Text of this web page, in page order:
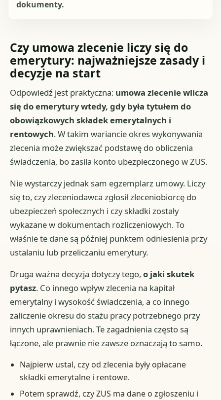
dokumenty.
Czy umowa zlecenie liczy się do
emerytury: najważniejsze zasady i
decyzje na start
Odpowiedź jest praktyczna: umowa zlecenie wlicza
się do emerytury wtedy, gdy była tytułem do
obowiązkowych składek emerytalnych i
rentowych. W takim wariancie okres wykonywania
zlecenia może zwiększać podstawę do obliczenia
świadczenia, bo zasila konto ubezpieczonego w ZUS.
Nie wystarczy jednak sam egzemplarz umowy. Liczy
się to, czy zleceniodawca zgłosił zleceniobiorcę do
ubezpieczeń społecznych i czy składki zostały
wykazane w dokumentach rozliczeniowych. To
właśnie te dane są później punktem odniesienia przy
ustalaniu lub przeliczaniu emerytury.
Druga ważna decyzja dotyczy tego,o jaki skutek
pytasz. Co innego wpływ zlecenia na kapitał
emerytalny i wysokość świadczenia, a co innego
zaliczenie okresu do stażu pracy potrzebnego przy
innych uprawnieniach. Te zagadnienia często są
łączone, ale prawnie nie zawsze oznaczają to samo.
Najpierw ustal, czy od zlecenia były opłacane
składki emerytalne i rentowe.
Potem sprawdź, czy ZUS ma dane o zgłoszeniu i